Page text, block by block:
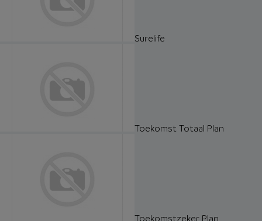
Surelife
Toekomst Totaal Plan
Toekomstzeker Plan